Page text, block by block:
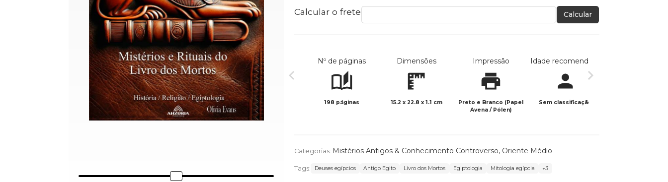
Calcular o frete Calcular
Nº de páginas
198 páginas
Dimensões
15.2 x 22.8 x 1.1 cm
Impressão
Preto e Branco (Papel
Avena / Pólen)
Idade recomendada
Sem classificação
Categorias: Mistérios Antigos & Conhecimento Controverso, Oriente Médio
Tags: Deuses egípcios Antigo Egito Livro dos Mortos Egiptologia Mitologia egípcia +3